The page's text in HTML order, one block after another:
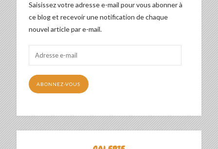
Saisissez votre adresse e-mail pour vous abonner à
ce blog et recevoir une notification de chaque
nouvel article par e-mail.
mail
ABONNEZ-VOUS